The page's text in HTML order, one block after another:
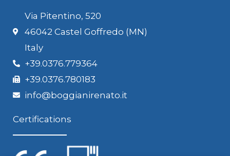
Via Pitentino, 520
46042 Castel Goffredo (MN)
Italy
+39.0376.779364
+39.0376.780183
info@boggianirenato.it
Certifications